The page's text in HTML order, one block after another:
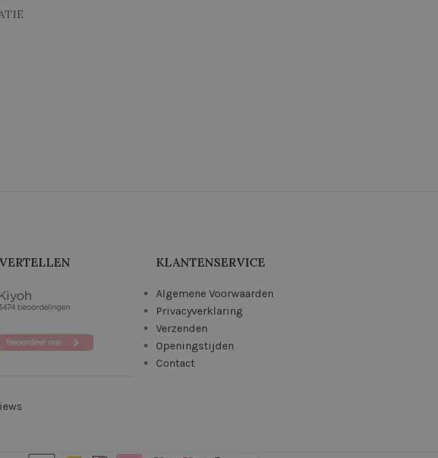
KLANTENSERVICE
Algemene Voorwaarden
Privacyverklaring
Verzenden
Openingstijden
Contact